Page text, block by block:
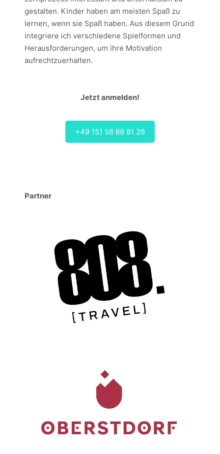
gestalten. Kinder haben am meisten Spaß zu
lernen, wenn sie Spaß haben. Aus diesem Grund
integriere ich verschiedene Spielformen und
Herausforderungen, um ihre Motivation
aufrechtzuerhalten.
Jetzt anmelden!
+49 151 58 88 81 26
Partner